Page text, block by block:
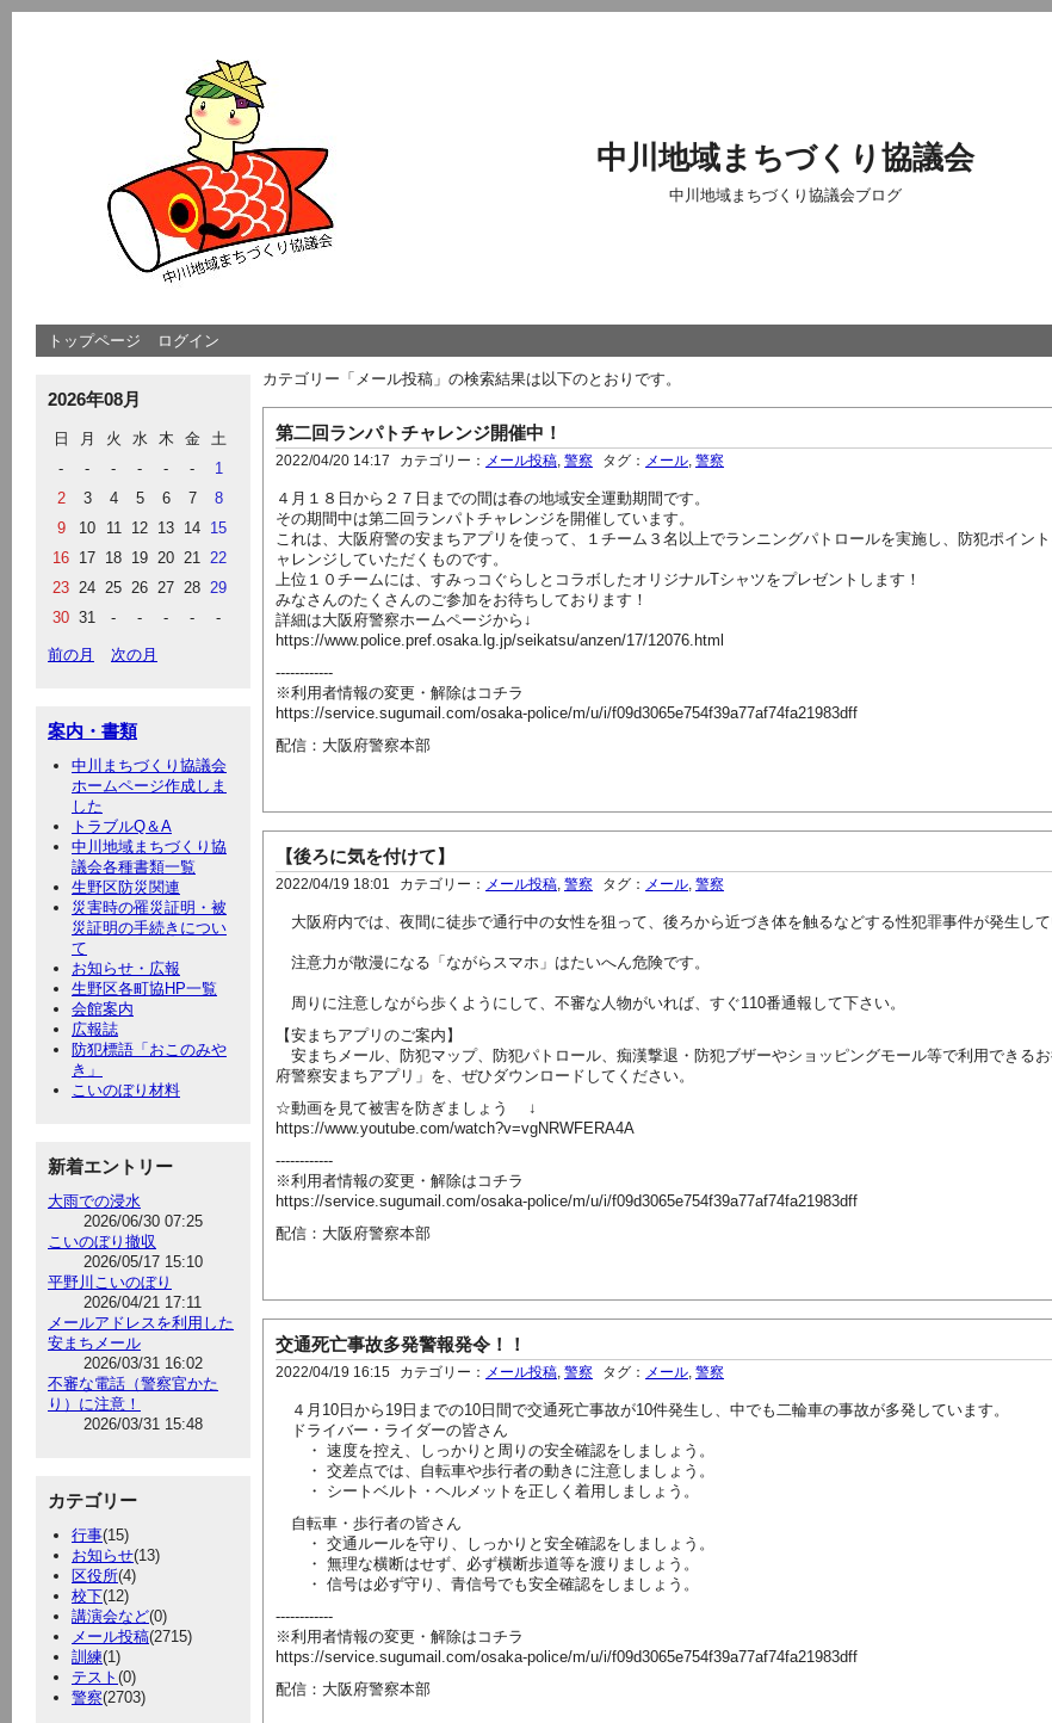
中川地域まちづくり協議会
中川地域まちづくり協議会ブログ
トップページ ログイン
2026年08月
日 月 火 水 木 金
土
-
- - - - -
1
2
3 4 5 6 7
8
9
10 11 12 13 14 15
16 17 18 19 20 21 22
23 24 25 26 27 28 29
30 31 - - - - -
前の月 次の月
案内・書類
中川まちづくり協議会
ホームページ作成しま
した
トラブルQ＆A
中川地域まちづくり協
議会各種書類一覧
生野区防災関連
災害時の罹災証明・被
災証明の手続きについ
て
お知らせ・広報
生野区各町協HP一覧
会館案内
広報誌
防犯標語「おこのみや
き」
こいのぼり材料
新着エントリー
大雨での浸水
2026/06/30 07:25
こいのぼり撤収
2026/05/17 15:10
平野川こいのぼり
2026/04/21 17:11
メールアドレスを利用した
安まちメール
2026/03/31 16:02
不審な電話（警察官かた
り）に注意！
2026/03/31 15:48
カテゴリー
行事(15)
お知らせ(13)
区役所(4)
校下(12)
講演会など(0)
メール投稿(2715)
訓練(1)
テスト (0)
警察(2703)
カテゴリー「メール投稿」の検索結果は以下のとおりです。
第二回ランパトチャレンジ開催中！
2022/04/20 14:17 カテゴリー： メール投稿 警察 タグ： メール 警察
４月１８日から２７日までの間は春の地域安全運動期間です。
その期間中は第二回ランパトチャレンジを開催しています。
これは、大阪府警の安まちアプリを使って、１チーム３名以上でランニングパトロールを実施し、防犯ポイン
ャレンジしていただくものです。
上位１０チームには、すみっコぐらしとコラボしたオリジナルTシャツをプレゼントします！
みなさんのたくさんのご参加をお待ちしております！
詳細は大阪府警察ホームページから↓
https://www.police.pref.osaka.lg.jp/seikatsu/anzen/17/12076.html
------------
※利用者情報の変更・解除はコチラ
https://service.sugumail.com/osaka-police/m/u/i/f09d3065e754f39a77af74fa21983dff
配信：大阪府警察本部
【後ろに気を付けて】
2022/04/19 18:01 カテゴリー： メール投稿 警察 タグ： メール 警察
大阪府内では、夜間に徒歩で通行中の女性を狙って、後ろから近づき体を触るなどする性犯罪事件が発生して
注意力が散漫になる「ながらスマホ」はたいへん危険です。
周りに注意しながら歩くようにして、不審な人物がいれば、すぐ110番通報して下さい。
【安まちアプリのご案内】
安まちメール、防犯マップ、防犯パトロール、痴漢撃退・防犯ブザーやショッピングモール等で利用できる
府警察安まちアプリ」を、ぜひダウンロードしてください。
☆動画を見て被害を防ぎましょう ↓
https://www.youtube.com/watch?v=vgNRWFERA4A
------------
※利用者情報の変更・解除はコチラ
https://service.sugumail.com/osaka-police/m/u/i/f09d3065e754f39a77af74fa21983dff
配信：大阪府警察本部
交通死亡事故多発警報発令！！
2022/04/19 16:15 カテゴリー： メール投稿 警察 タグ： メール 警察
４月10日から19日までの10日間で交通死亡事故が10件発生し、中でも二輪車の事故が多発しています。
ドライバー・ライダーの皆さん
・ 速度を控え、しっかりと周りの安全確認をしましょう。
・ 交差点では、自転車や歩行者の動きに注意しましょう。
・ シートベルト・ヘルメットを正しく着用しましょう。
自転車・歩行者の皆さん
・ 交通ルールを守り、しっかりと安全確認をしましょう。
・ 無理な横断はせず、必ず横断歩道等を渡りましょう。
・ 信号は必ず守り、青信号でも安全確認をしましょう。
------------
※利用者情報の変更・解除はコチラ
https://service.sugumail.com/osaka-police/m/u/i/f09d3065e754f39a77af74fa21983dff
配信：大阪府警察本部